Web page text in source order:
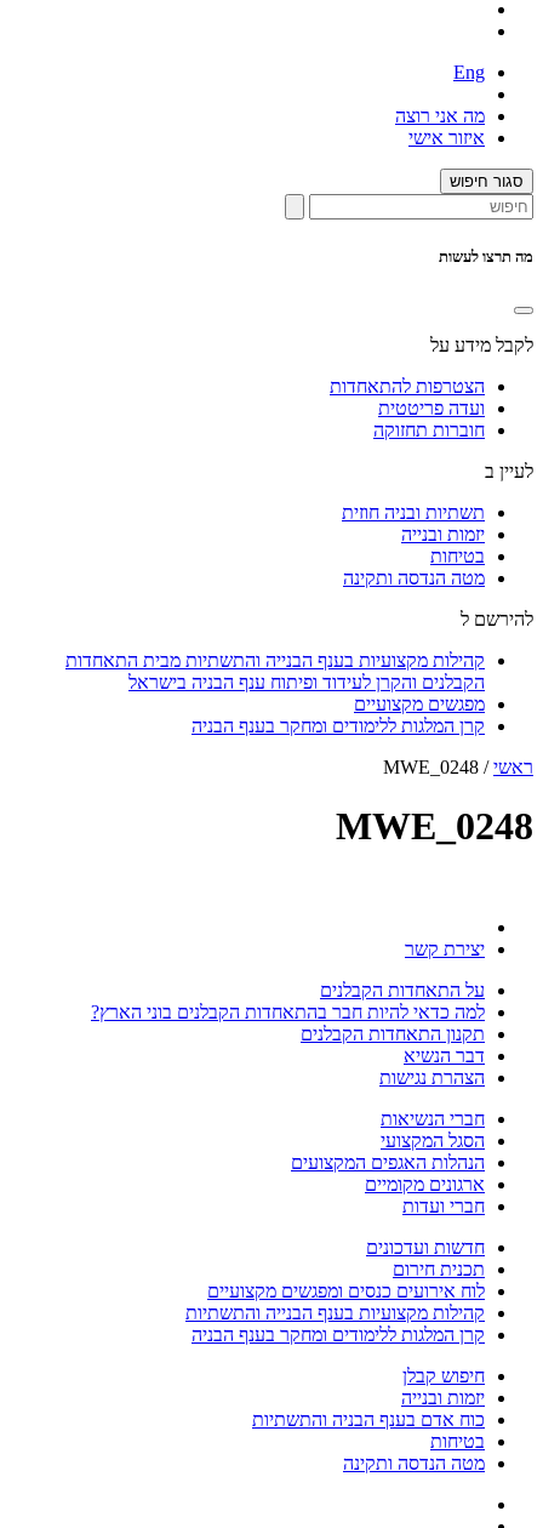
Eng
מה אני רוצה
איזור אישי
סגור חיפוש
מה תרצו לעשות
לקבל מידע על
הצטרפות להתאחדות
ועדה פריטטית
חוברות תחזוקה
לעיין ב
תשתיות ובניה חוזית
יזמות ובנייה
בטיחות
מטה הנדסה ותקינה
להירשם ל
קהילות מקצועיות בענף הבנייה והתשתיות מבית התאחדות
הקבלנים והקרן לעידוד ופיתוח ענף הבניה בישראל
מפגשים מקצועיים
קרן המלגות ללימודים ומחקר בענף הבניה
ראשי/
MWE_0248
MWE_0248
יצירת קשר
על התאחדות הקבלנים
למה כדאי להיות חבר בהתאחדות הקבלנים בוני הארץ?
תקנון התאחדות הקבלנים
דבר הנשיא
הצהרת נגישות
חברי הנשיאות
הסגל המקצועי
הנהלות האגפים המקצועים
ארגונים מקומיים
חברי ועדות
חדשות ועדכונים
תכנית חירום
לוח אירועים כנסים ומפגשים מקצועיים
קהילות מקצועיות בענף הבנייה והתשתיות
קרן המלגות ללימודים ומחקר בענף הבניה
חיפוש קבלן
יזמות ובנייה
כוח אדם בענף הבניה והתשתיות
בטיחות
מטה הנדסה ותקינה